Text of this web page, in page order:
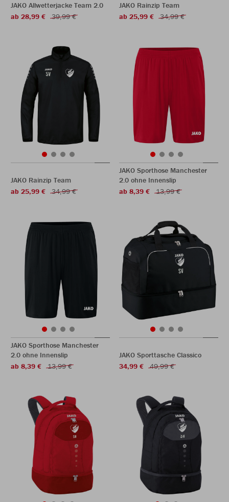
JAKO Allwetterjacke Team 2.0
ab 28,99 €
39,99 €
JAKO Rainzip Team
ab 25,99 €
34,99 €
JAKO Rainzip Team
ab 25,99 €
34,99 €
JAKO Sporthose Manchester
2.0 ohne Innenslip
ab 8,39 €
13,99 €
JAKO Sporthose Manchester
2.0 ohne Innenslip
ab 8,39 €
13,99 €
JAKO Sporttasche Classico
34,99 €
49,99 €